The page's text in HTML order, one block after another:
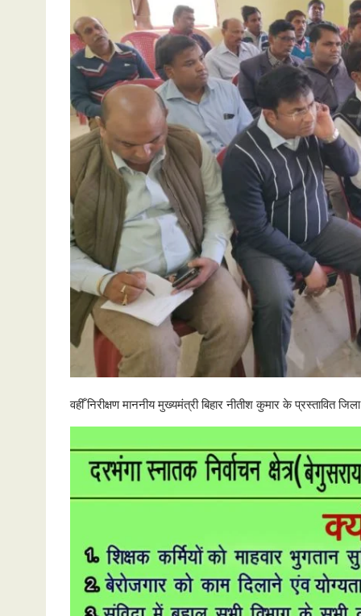
वहीँ निरीक्षण माननीय मुख्यमंत्री बिहार नीतीश कुमार के प्रस्तावित